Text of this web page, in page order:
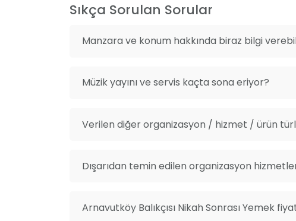
Sıkça Sorulan Sorular
Manzara ve konum hakkında biraz bilgi
Müzik yayını ve servis kaçta sona eriyor?
Verilen diğer organizasyon / hizmet / ürün
Dışarıdan temin edilen organizasyon
Arnavutköy Balıkçısı Nikah Sonrası Yemek